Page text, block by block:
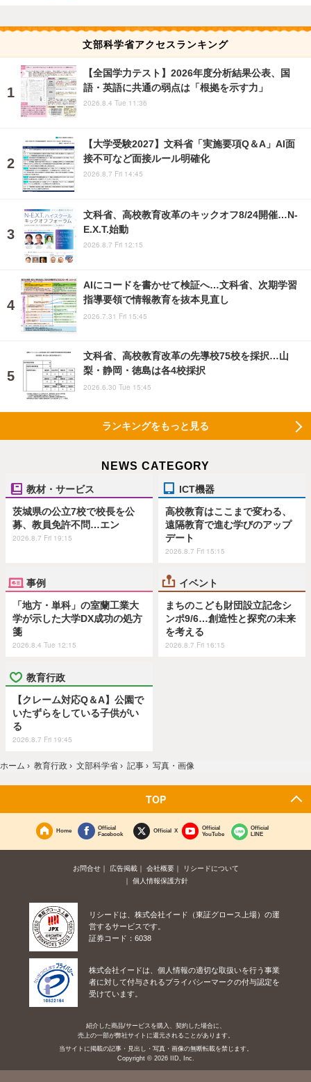
文部科学省アクセスランキング
【全国学力テスト】2026年度分析結果公表、国
語・英語に共通の弱点は「根拠を示す力」
2026.8.4 Tue 11:36
【大学受験2027】文科省「実施要項Q＆A」AI面
接不可など面接ルール明確化
2026.8.7 Fri 14:45
文科省、高校教育改革のキックオフ8/24開催…N-
E.X.T.始動
2026.8.7 Fri 12:15
AIにコードを書かせて検証へ…文科省、次期学習
指導要領で情報教育を抜本見直し
2026.7.31 Fri 15:45
文科省、高校教育改革の先導校75校を採択…山
梨・静岡・徳島は各4校採択
2026.6.30 Tue 15:45
ランキングをもっと見る
NEWS CATEGORY
教材・サービス
茨城県の公立7校で校長を公
募、教員免許不問…エン
2026.8.7 Fri 19:15
ICT機器
高校教育はここまで変わる、
遠隔教育で進む学びのアップ
デート
2026.8.7 Fri 15:15
事例
「地方・単科」の室蘭工業大
学が示した大学DX成功の処方
箋
2026.8.4 Tue 12:15
イベント
まちのこども財団設立記念シ
ンポ9/6…創造性と探究の未来
を考える
2026.8.7 Fri 16:15
教育行政
【クレーム対応Q＆A】公園で
いたずらをしている子供がい
る
2026.8.7 Fri 19:45
ホーム › 教育行政 › 文部科学省 › 記事 › 写真・画像
TOP
Home
Official
Facebook
Official X
Official
YouTube
Official
LINE
お問合せ 広告掲載 会社概要
リシードについて
個人情報保護方針
リシードは、株式会社イード（東証グロース上場）の運
営するサービスです。
証券コード：6038
株式会社イードは、個人情報の適切な取扱いを行う事業
者に対して付与されるプライバシーマークの付与認定を
受けています。
紹介した商品/サービスを購入、契約した場合に、
売上の一部が弊社サイトに還元されることがあります。
当サイトに掲載の記事・見出し・写真・画像の無断転載を禁じます。
Copyright © 2026 IID, Inc.